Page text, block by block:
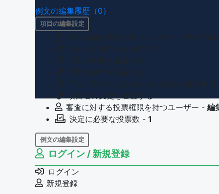
例文の編集履歴（0）
項目の編集設定
審査に対する投票権限を持つユーザー - 編
決定に必要な投票数 - 1
例文の編集設定
例文の編集権限を持つユーザー -
例文の削除を審査する
審査に対する投票権限を持つユーザー -
決定に必要な投票数 -
ログイン / 新規登録
ログイン
新規登録